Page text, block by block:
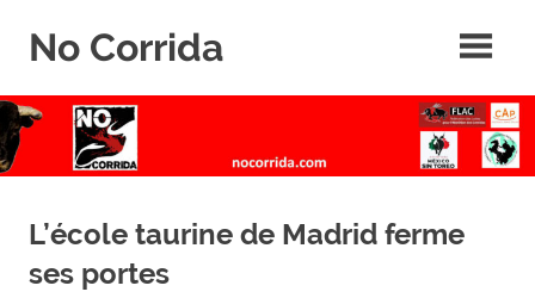
No Corrida
de
la
corrida
L’école taurine de Madrid ferme
ses portes